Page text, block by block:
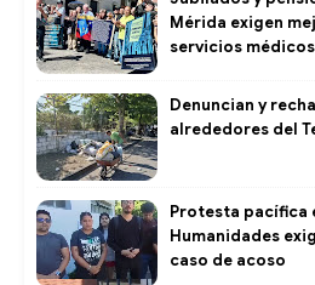
Mérida exigen
servicios médicos
Denuncian y
alrededores del
Protesta pacífica
Humanidades
caso de acoso